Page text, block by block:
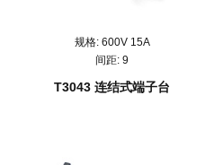
规格: 600V 15A
间距: 9
T3043 连结式端子台